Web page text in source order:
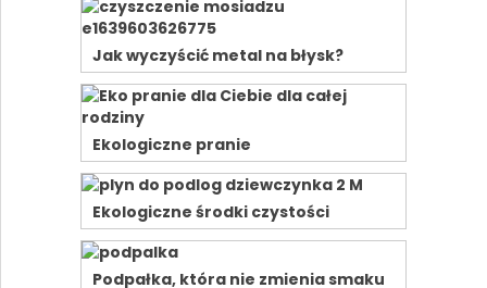
Jak wyczyścić metal na błysk?
Ekologiczne pranie
Ekologiczne środki czystości
Podpałka, która nie zmienia smaku